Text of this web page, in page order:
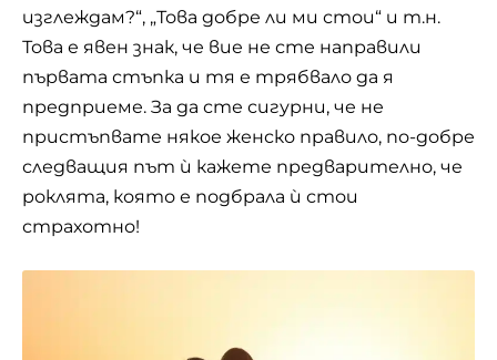
изглеждам?“, „Това добре ли ми стои“ и т.н.
Това е явен знак, че вие не сте направили
първата стъпка и тя е трябвало да я
предприеме. За да сте сигурни, че не
пристъпвате някое женско правило, по-добре
следващия път ѝ кажете предварително, че
роклята, която е подбрала ѝ стои
страхотно!